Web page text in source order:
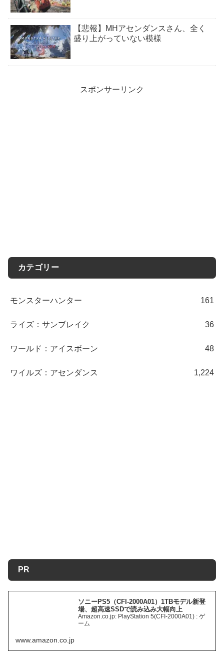
【悲報】MHアセンダンスさん、全く
盛り上がっていない模様
スポンサーリンク
カテゴリー
モンスターハンター 161
ライズ：サンブレイク 36
ワールド：アイスボーン 48
ワイルズ：アセンダンス 1,224
PR
ソニーPS5（CFI-2000A01）1TBモデル新登
場、超高速SSDで読み込み大幅向上
Amazon.co.jp: PlayStation 5(CFI-2000A01) : ゲ
ーム
www.amazon.co.jp